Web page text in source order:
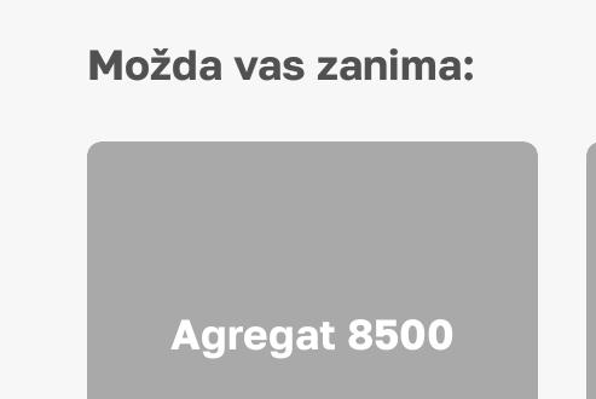
Možda vas zanima:
Agregat 8500